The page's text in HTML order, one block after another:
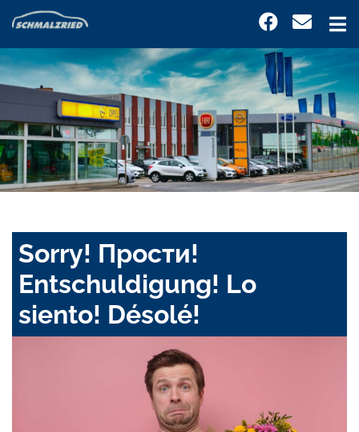
Sorry! Прости!
Entschuldigung! Lo
siento! Désolé!